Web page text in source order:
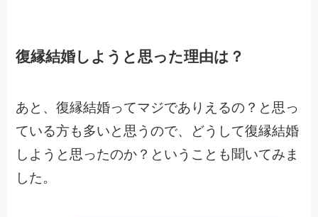
復縁結婚しようと思った理由は？
あと、復縁結婚ってマジでありえるの？と思っ
ている方も多いと思うので、どうして復縁結婚
しようと思ったのか？ということも聞いてみま
した。